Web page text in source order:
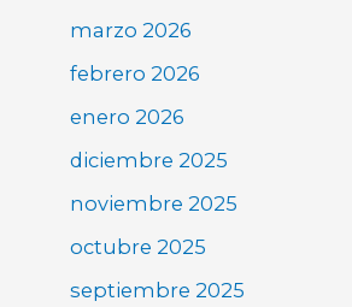
marzo 2026
febrero 2026
enero 2026
diciembre 2025
noviembre 2025
octubre 2025
septiembre 2025